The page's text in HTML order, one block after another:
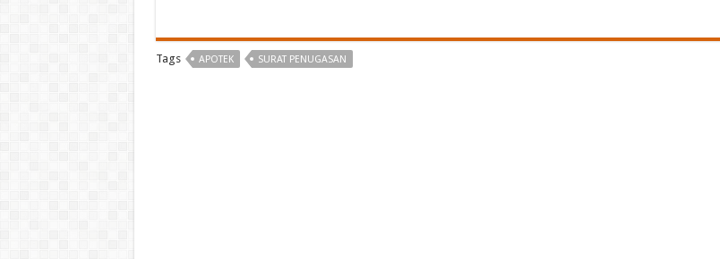
Tags APOTEK SURAT PENUGASAN